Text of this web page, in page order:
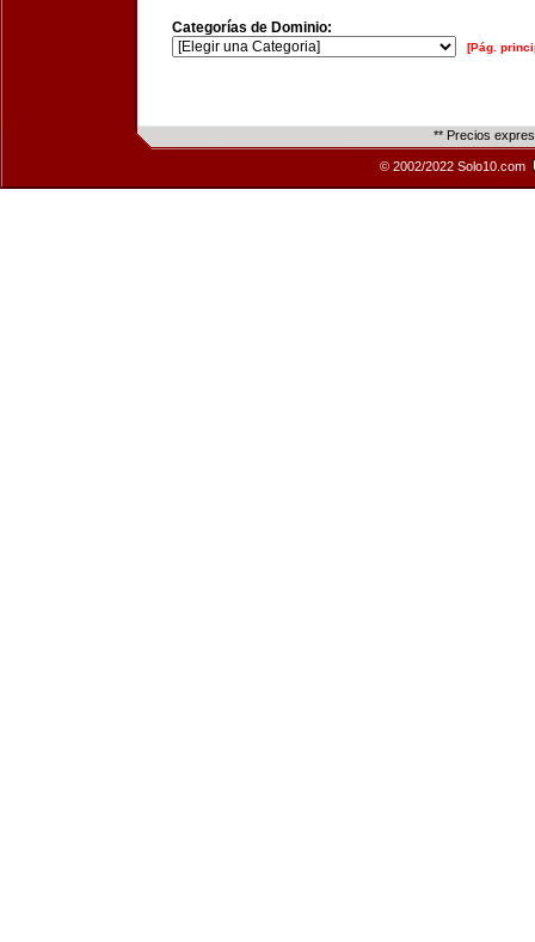
Categorías de Dominio:
[Pág.
** Precios
© 2002/2022 Solo10.com